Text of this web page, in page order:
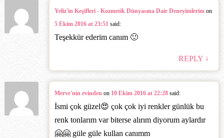
Yeliz'in Keşifleri - Kozmetik Dünyasına Dair Deneyimlerim on
5 Ekim 2016 at 23:51 said:
Teşekkür ederim canım 🙂
REPLY ↓
Merve'nin evinden on 10 Ekim 2016 at 22:28 said:
İsmi çok güzel😍 çok çok iyi renkler günlük bu
renk tonlarım var biterse alırım diyorum aylardır
🤗🤗 güle güle kullan canımm